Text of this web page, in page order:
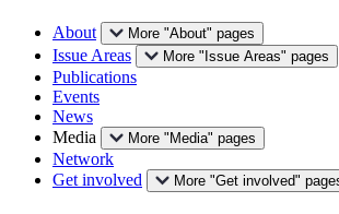
About More "About" pages
Issue Areas More "Issue Areas" pages
Publications
Events
News
Media
More "Media" pages
Network
Get involved
More "Get involved"